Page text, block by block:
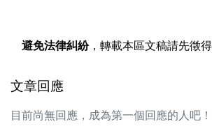
避免法律糾紛，轉載本區文稿請先徵
文章回應
目前尚無回應，成為第一個回應的人吧！